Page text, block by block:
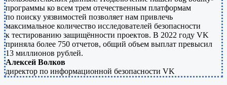
программы ко всем трем отечественным платформам
по поиску уязвимостей позволяет нам привлечь
максимальное количество исследователей безопасности
к тестированию защищённости проектов. В 2022 году VK
приняла более 750 отчетов, общий объем выплат превысил
13 миллионов рублей.
Алексей Волков
директор по информационной безопасности VK